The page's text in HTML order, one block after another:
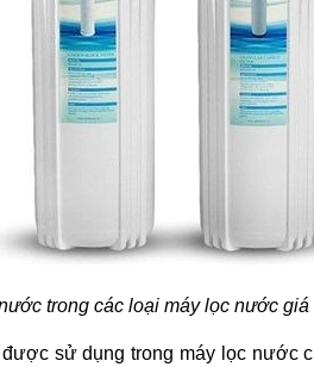
trong các loại máy lọc nước giá
sử dụng trong máy lọc nước